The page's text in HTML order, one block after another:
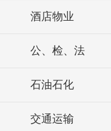
酒店物业
公、检、法
石油石化
交通运输